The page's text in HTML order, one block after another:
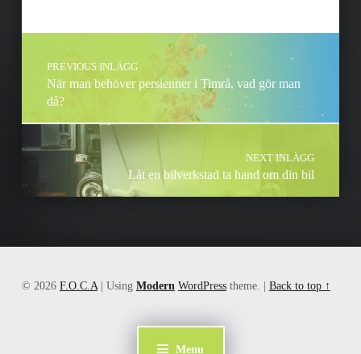
Menu
Post navigation
PREVIOUS INLÄGG
När man behöver persienner i Timrå, vad gör man
då?
NEXT INLÄGG
Låt en bilverkstad ta hand om din bil
© 2026 F.O.C.A | Using Modern WordPresstheme. | Back to top ↑